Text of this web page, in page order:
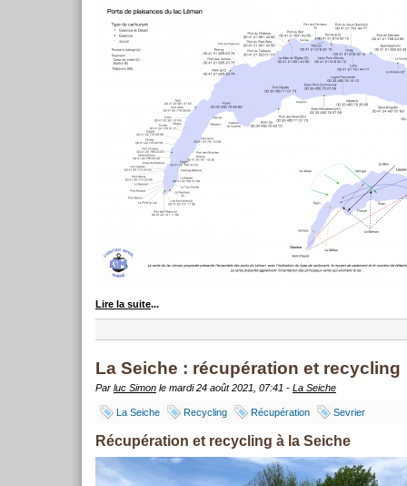
Lire la suite...
La Seiche : récupération et recycling
Par luc Simon le mardi 24 août 2021, 07:41 - La Seiche
La Seiche Recycling Récupération Sevrier
Récupération et recycling à la Seiche